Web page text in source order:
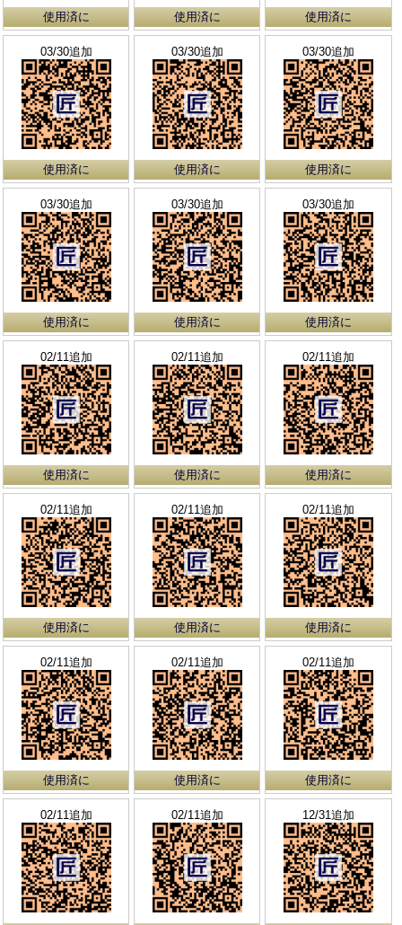
使用済に 使用済に 使用済に
03/30追加
使用済に
03/30追加
使用済に
03/30追加
使用済に
03/30追加
使用済に
03/30追加
使用済に
03/30追加
使用済に
02/11追加
使用済に
02/11追加
使用済に
02/11追加
使用済に
02/11追加
使用済に
02/11追加
使用済に
02/11追加
使用済に
02/11追加
使用済に
02/11追加
使用済に
02/11追加
使用済に
02/11追加 02/11追加 12/31追加